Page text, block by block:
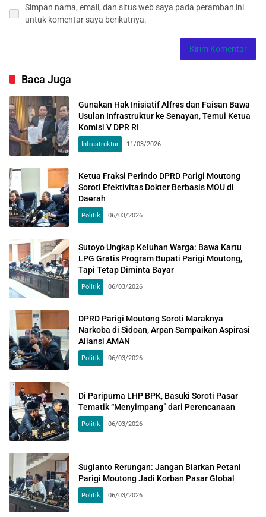
Simpan nama, email, dan situs web saya pada peramban ini
untuk komentar saya berikutnya.
Baca Juga
Gunakan Hak Inisiatif Alfres dan Faisan Bawa
Usulan Infrastruktur ke Senayan, Temui Ketua
Komisi V DPR RI
Infrastruktur 11/03/2026
Ketua Fraksi Perindo DPRD Parigi Moutong
Soroti Efektivitas Dokter Berbasis MOU di
Daerah
Politik 06/03/2026
Sutoyo Ungkap Keluhan Warga: Bawa Kartu
LPG Gratis Program Bupati Parigi Moutong,
Tapi Tetap Diminta Bayar
Politik 06/03/2026
DPRD Parigi Moutong Soroti Maraknya
Narkoba di Sidoan, Arpan Sampaikan Aspirasi
Aliansi AMAN
Politik 06/03/2026
Di Paripurna LHP BPK, Basuki Soroti Pasar
Tematik “Menyimpang” dari Perencanaan
Politik 06/03/2026
Sugianto Rerungan: Jangan Biarkan Petani
Parigi Moutong Jadi Korban Pasar Global
Politik 06/03/2026